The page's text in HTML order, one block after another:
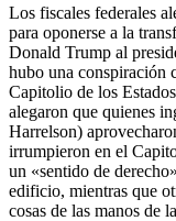
Los fiscales federales
para oponerse a la
Donald Trump al
hubo una conspiración
Capitolio de los
alegaron que quienes
Harrelson)
irrumpieron en el
un «sentido de
edificio, mientras que
cosas de las manos de